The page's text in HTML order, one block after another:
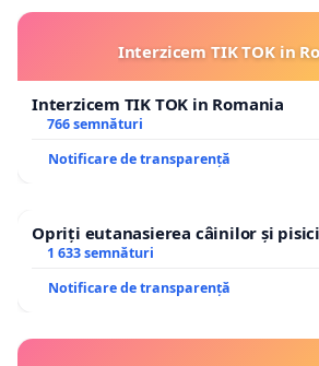
Interzicem TIK TOK in
Interzicem TIK TOK in Romania
766 semnături
Notificare de transparență
Opriți eutanasierea câinilor și
1 633 semnături
Notificare de transparență